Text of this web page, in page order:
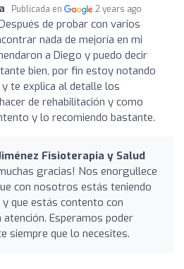
Publicada en 2 years ago
de probar con varios
nada de mejoría en mi
a Diego y puedo decir
bien, por fin estoy notando
te explica al detalle los
de rehabilitación y como
y lo recomiendo bastante.
Fisioterapia y Salud
gracias! Nos enorgullece
con nosotros estás teniendo
que estás contento con
atención. Esperamos poder
siempre que lo necesites.